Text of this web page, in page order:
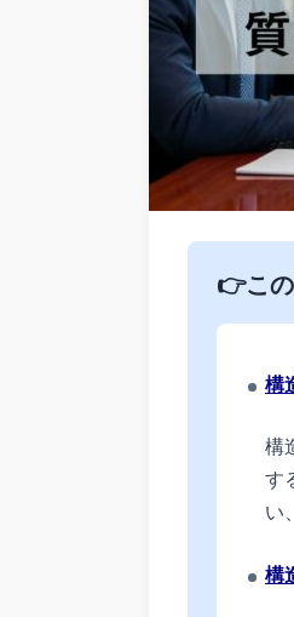
👉こ
構
構
す
い
構